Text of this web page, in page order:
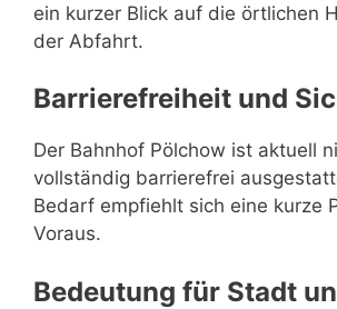
ein kurzer Blick auf die örtlichen
der Abfahrt.
Barrierefreiheit und
Der Bahnhof Pölchow ist aktuell
vollständig barrierefrei
Bedarf empfiehlt sich eine kurze
Voraus.
Bedeutung für Stadt